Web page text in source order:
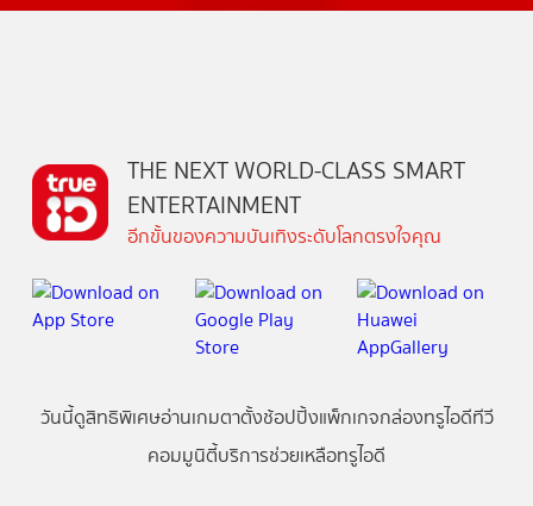
THE NEXT WORLD-CLASS SMART
ENTERTAINMENT
อีกขั้นของความบันเทิงระดับโลกตรงใจคุณ
วันนี้ดูสิทธิพิเศษอ่านเกมตาตั้งช้อปปิ้งแพ็กเกจกล่องทรูไอดีทีวี
คอมมูนิตี้บริการช่วยเหลือทรูไอดี